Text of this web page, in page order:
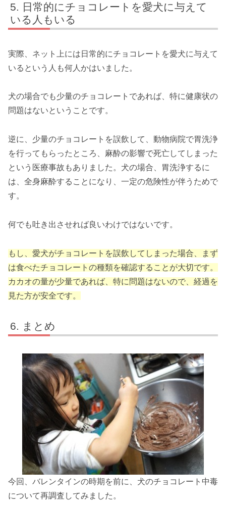
日常的にチョコレートを愛犬に与えて
いる人もいる
実際、ネット上には日常的にチョコレートを愛犬に与えて
いるという人も何人かはいました。
犬の場合でも少量のチョコレートであれば、特に健康状の
問題はないということです。
逆に、少量のチョコレートを誤飲して、動物病院で胃洗浄
を行ってもらったところ、麻酔の影響で死亡してしまった
という医療事故もありました。犬の場合、胃洗浄するに
は、全身麻酔することになり、一定の危険性が伴うためで
す。
何でも吐き出させれば良いわけではないです。
もし、愛犬がチョコレートを誤飲してしまった場合、まず
は食べたチョコレートの種類を確認することが大切です。
カカオの量が少量であれば、特に問題はないので、経過を
見た方が安全です。
まとめ
今回、バレンタインの時期を前に、犬のチョコレート中毒
について再調査してみました。